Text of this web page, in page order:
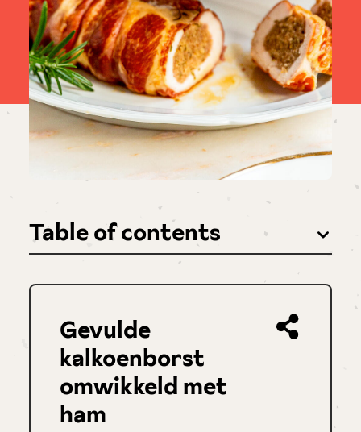
Table of contents
Gevulde
kalkoenborst
omwikkeld met
ham